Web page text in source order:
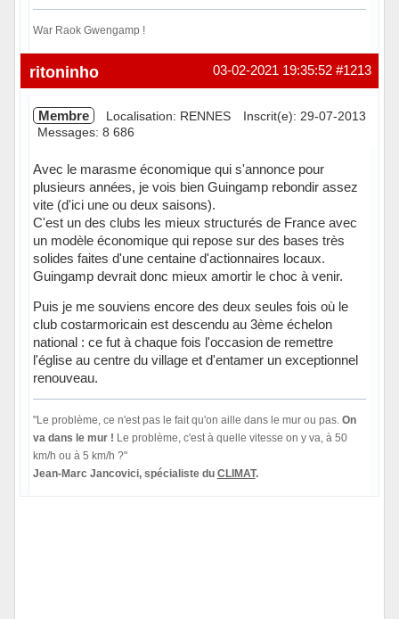
War Raok Gwengamp !
Hors ligne #1213
03-02-2021 19:35:52
ritoninho
Membre Localisation: RENNES
Inscrit(e): 29-07-2013
Messages: 8 686
Avec le marasme économique qui s'annonce pour
plusieurs années, je vois bien Guingamp rebondir assez
vite (d'ici une ou deux saisons).
C'est un des clubs les mieux structurés de France avec
un modèle économique qui repose sur des bases très
solides faites d'une centaine d'actionnaires locaux.
Guingamp devrait donc mieux amortir le choc à venir.
Puis je me souviens encore des deux seules fois où le
club costarmoricain est descendu au 3ème échelon
national : ce fut à chaque fois l'occasion de remettre
l'église au centre du village et d'entamer un exceptionnel
renouveau.
"Le problème, ce n'est pas le fait qu'on aille dans le mur ou pas. On
va dans le mur ! Le problème, c'est à quelle vitesse on y va, à 50
km/h ou à 5 km/h ?"
Jean-Marc Jancovici, spécialiste du CLIMAT.